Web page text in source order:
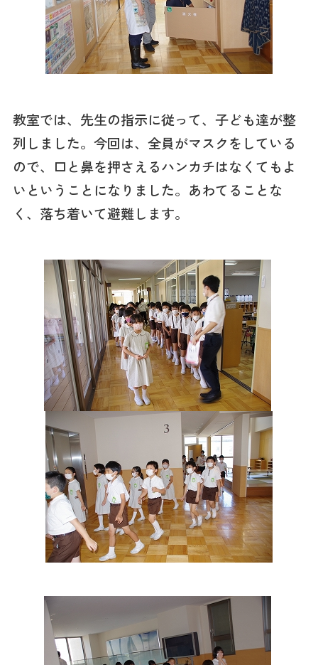
教室では、先生の指示に従って、子ども達が整
列しました。今回は、全員がマスクをしている
ので、口と鼻を押さえるハンカチはなくてもよ
いということになりました。あわてることな
く、落ち着いて避難します。